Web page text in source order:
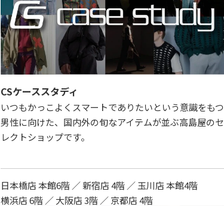
CSケーススタディ
いつもかっこよくスマートでありたいという意識をもつ
男性に向けた、国内外の旬なアイテムが並ぶ高島屋のセ
レクトショップです。
日本橋店 本館6階 ／ 新宿店 4階 ／ 玉川店 本館4階
横浜店 6階 ／ 大阪店 3階 ／ 京都店 4階